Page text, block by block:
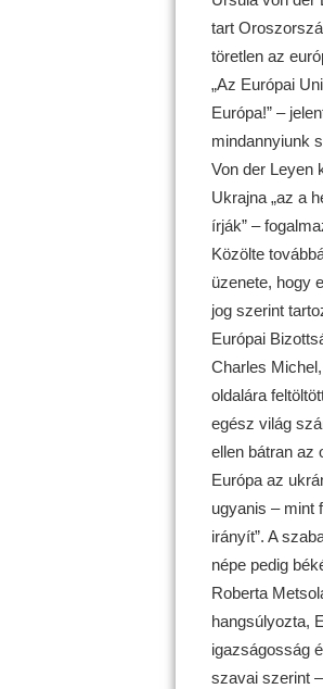
tart
töretlen az
„Az Európai
Európa!” –
mindannyiunk
Von der Leyen
Ukrajna „az a
írják” –
Közölte
üzenete, hogy
jog szerint
Európai
Charles
oldalára
egész világ
ellen bátran az
Európa az
ugyanis – mint
irányít”. A
népe pedig
Roberta
hangsúlyozta,
igazságosság
szavai szerint